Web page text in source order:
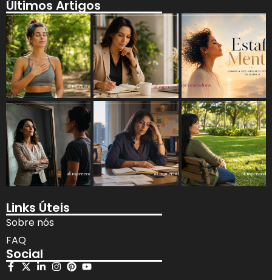
Últimos Artigos
Links Úteis
Sobre nós
FAQ
Social